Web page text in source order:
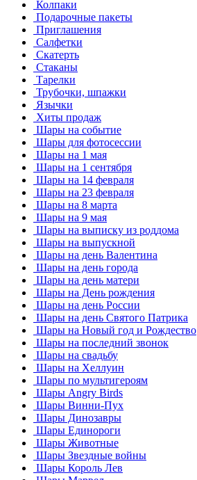
Колпаки
Подарочные пакеты
Приглашения
Салфетки
Скатерть
Стаканы
Тарелки
Трубочки, шпажки
Язычки
Хиты продаж
Шары на событие
Шары для фотосессии
Шары на 1 мая
Шары на 1 сентября
Шары на 14 февраля
Шары на 23 февраля
Шары на 8 марта
Шары на 9 мая
Шары на выписку из роддома
Шары на выпускной
Шары на день Валентина
Шары на день города
Шары на день матери
Шары на День рождения
Шары на день России
Шары на день Святого Патрика
Шары на Новый год и Рождество
Шары на последний звонок
Шары на свадьбу
Шары на Хеллуин
Шары по мультигероям
Шары Angry Birds
Шары Винни-Пух
Шары Динозавры
Шары Единороги
Шары Животные
Шары Звездные войны
Шары Король Лев